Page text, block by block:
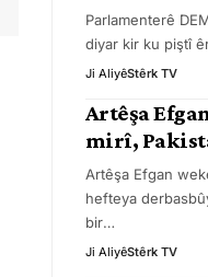
Parlamenterê
diyar kir ku piştî
Ji AliyêStêrk TV
Artêşa
mirî,
Artêşa Efgan
hefteya
bir…
Ji AliyêStêrk TV